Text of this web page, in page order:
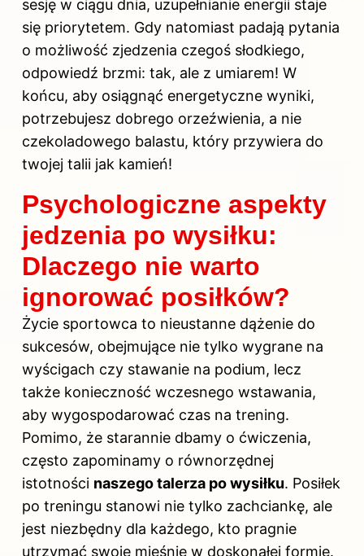
sesję w ciągu dnia, uzupełnianie energii staje
się priorytetem. Gdy natomiast padają pytania
o możliwość zjedzenia czegoś słodkiego,
odpowiedź brzmi: tak, ale z umiarem! W
końcu, aby osiągnąć energetyczne wyniki,
potrzebujesz dobrego orzeźwienia, a nie
czekoladowego balastu, który przywiera do
twojej talii jak kamień!
Psychologiczne aspekty
jedzenia po wysiłku:
Dlaczego nie warto
ignorować posiłków?
Życie sportowca to nieustanne dążenie do
sukcesów, obejmujące nie tylko wygrane na
wyścigach czy stawanie na podium, lecz
także konieczność wczesnego wstawania,
aby wygospodarować czas na trening.
Pomimo, że starannie dbamy o ćwiczenia,
często zapominamy o równorzędnej
istotności naszego talerza po wysiłku. Posiłek
po treningu stanowi nie tylko zachciankę, ale
jest niezbędny dla każdego, kto pragnie
utrzymać swoje mięśnie w doskonałej formie.